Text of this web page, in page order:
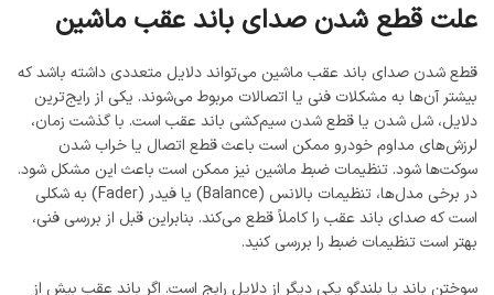
علت قطع شدن صدای باند عقب ماشین
قطع شدن صدای باند عقب ماشین می‌تواند دلایل متعددی داشته باشد که
بیشتر آن‌ها به مشکلات فنی یا اتصالات مربوط می‌شوند. یکی از رایج‌ترین
دلایل، شل شدن یا قطع شدن سیم‌کشی باند عقب است. با گذشت زمان،
لرزش‌های مداوم خودرو ممکن است باعث قطع اتصال یا خراب شدن
سوکت‌ها شود. تنظیمات ضبط ماشین نیز ممکن است باعث این مشکل شود.
در برخی مدل‌ها، تنظیمات بالانس (Balance) یا فیدر (Fader) به شکلی
است که صدای باند عقب را کاملاً قطع می‌کند. بنابراین قبل از بررسی فنی،
بهتر است تنظیمات ضبط را بررسی کنید.
سوختن باند یا بلندگو یکی دیگر از دلایل رایج است. اگر باند عقب بیش از